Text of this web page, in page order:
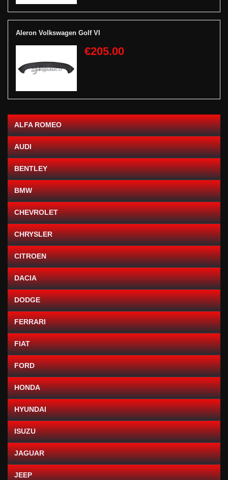
Aleron Volkswagen Golf VI
€205.00
ALFA ROMEO
AUDI
BENTLEY
BMW
CHEVROLET
CHRYSLER
CITROEN
DACIA
DODGE
FERRARI
FIAT
FORD
HONDA
HYUNDAI
ISUZU
JAGUAR
JEEP